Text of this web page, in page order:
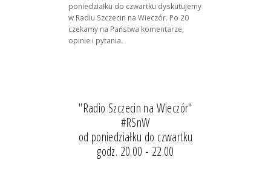
poniedziałku do czwartku dyskutujemy
w Radiu Szczecin na Wieczór. Po 20
czekamy na Państwa komentarze,
opinie i pytania.
"Radio Szczecin na Wieczór"
#RSnW
od poniedziałku do czwartku
godz. 20.00 - 22.00